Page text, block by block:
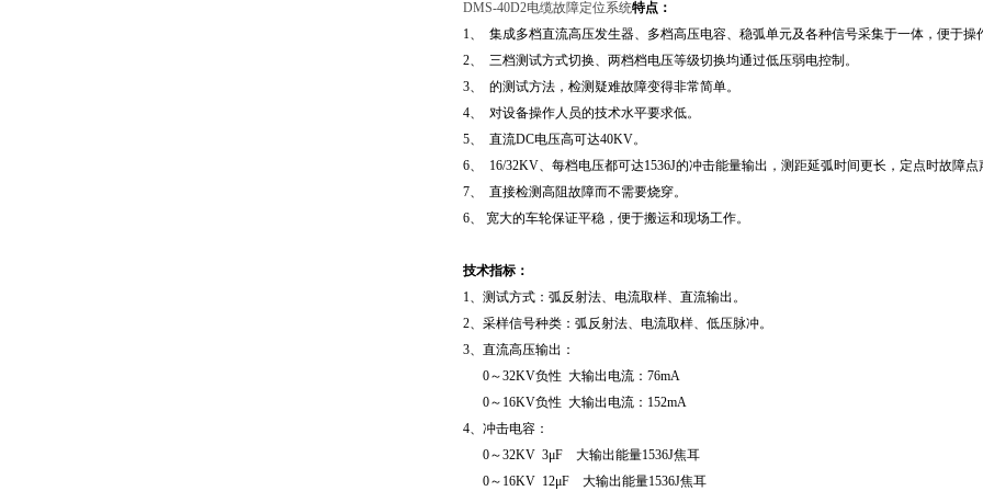
DMS-40D2电缆故障定位系统特点：
1、 集成多档直流高压发生器、多档高压电容、稳弧单元及各种信号采集于一体，便于操
2、 三档测试方式切换、两档档电压等级切换均通过低压弱电控制。
3、 的测试方法，检测疑难故障变得非常简单。
4、 对设备操作人员的技术水平要求低。
5、 直流DC电压高可达40KV。
6、 16/32KV、每档电压都可达1536J的冲击能量输出，测距延弧时间更长，定点时故障点
7、 直接检测高阻故障而不需要烧穿。
6、 宽大的车轮保证平稳，便于搬运和现场工作。
技术指标：
1、测试方式：弧反射法、电流取样、直流输出。
2、采样信号种类：弧反射法、电流取样、低压脉冲。
3、直流高压输出：
0～32KV负性 大输出电流：76mA
0～16KV负性 大输出电流：152mA
4、冲击电容：
0～32KV 3μF 大输出能量1536J焦耳
0～16KV 12μF 大输出能量1536J焦耳